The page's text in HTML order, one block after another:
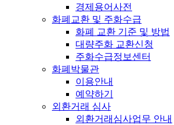
경제용어사전
화폐교환 및 주화수급
화폐 교환 기준 및 방법
대량주화 교환신청
주화수급정보센터
화폐박물관
이용안내
예약하기
외환거래 심사
외환거래심사업무 안내